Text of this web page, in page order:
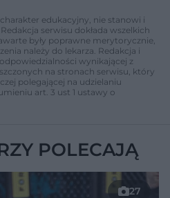
edukacyjny, nie stanowi i
serwisu dokłada wszelkich
były poprawne merytorycznie,
należy do lekarza. Redakcja i
wynikającej z
na stronach serwisu, który
polegającej na udzielaniu
art. 3 ust 1 ustawy o
POLECAJĄ
27